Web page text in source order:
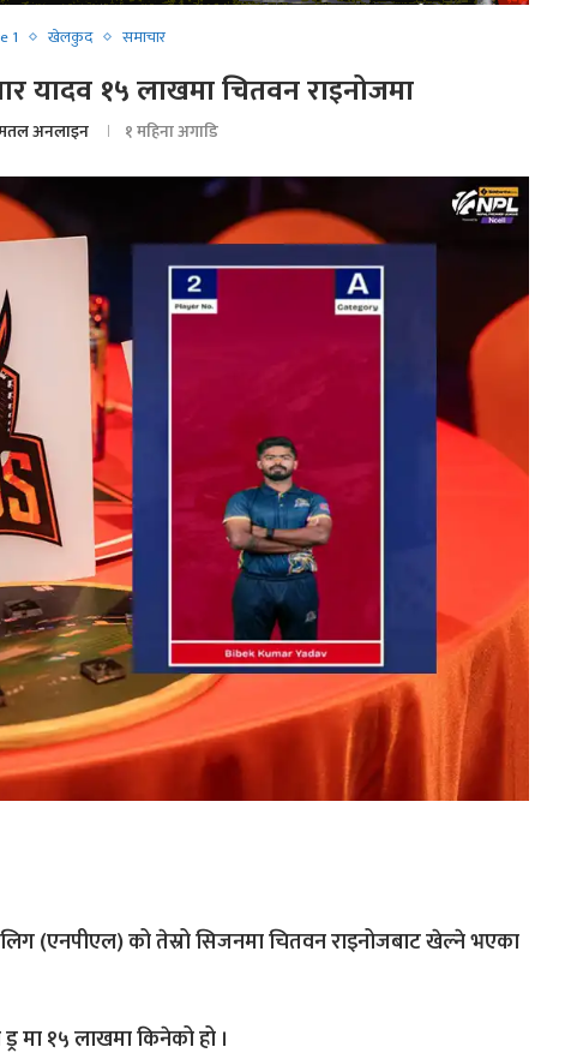
1 खेलकुद समाचार
यादव १५ लाखमा चितवन राइनोजमा
अनलाइन १ महिना अगाडि
(एनपीएल) को तेस्रो सिजनमा चितवन राइनोजबाट खेल्ने भएका
मा १५ लाखमा किनेको हो ।